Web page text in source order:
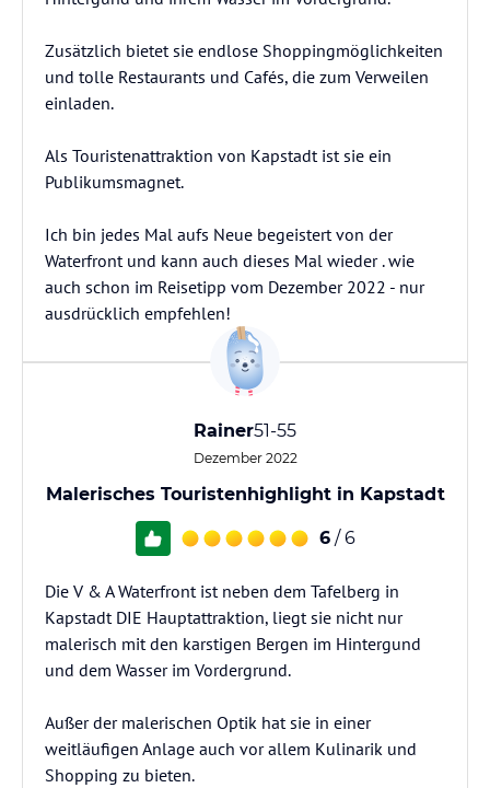
Zusätzlich bietet sie endlose Shoppingmöglichkeiten
und tolle Restaurants und Cafés, die zum Verweilen
einladen.
Als Touristenattraktion von Kapstadt ist sie ein
Publikumsmagnet.
Ich bin jedes Mal aufs Neue begeistert von der
Waterfront und kann auch dieses Mal wieder . wie
auch schon im Reisetipp vom Dezember 2022 - nur
ausdrücklich empfehlen!
Rainer51-55
Dezember 2022
Malerisches Touristenhighlight in Kapstadt
6 / 6
Die V & A Waterfront ist neben dem Tafelberg in
Kapstadt DIE Hauptattraktion, liegt sie nicht nur
malerisch mit den karstigen Bergen im Hintergund
und dem Wasser im Vordergrund.
Außer der malerischen Optik hat sie in einer
weitläufigen Anlage auch vor allem Kulinarik und
Shopping zu bieten.